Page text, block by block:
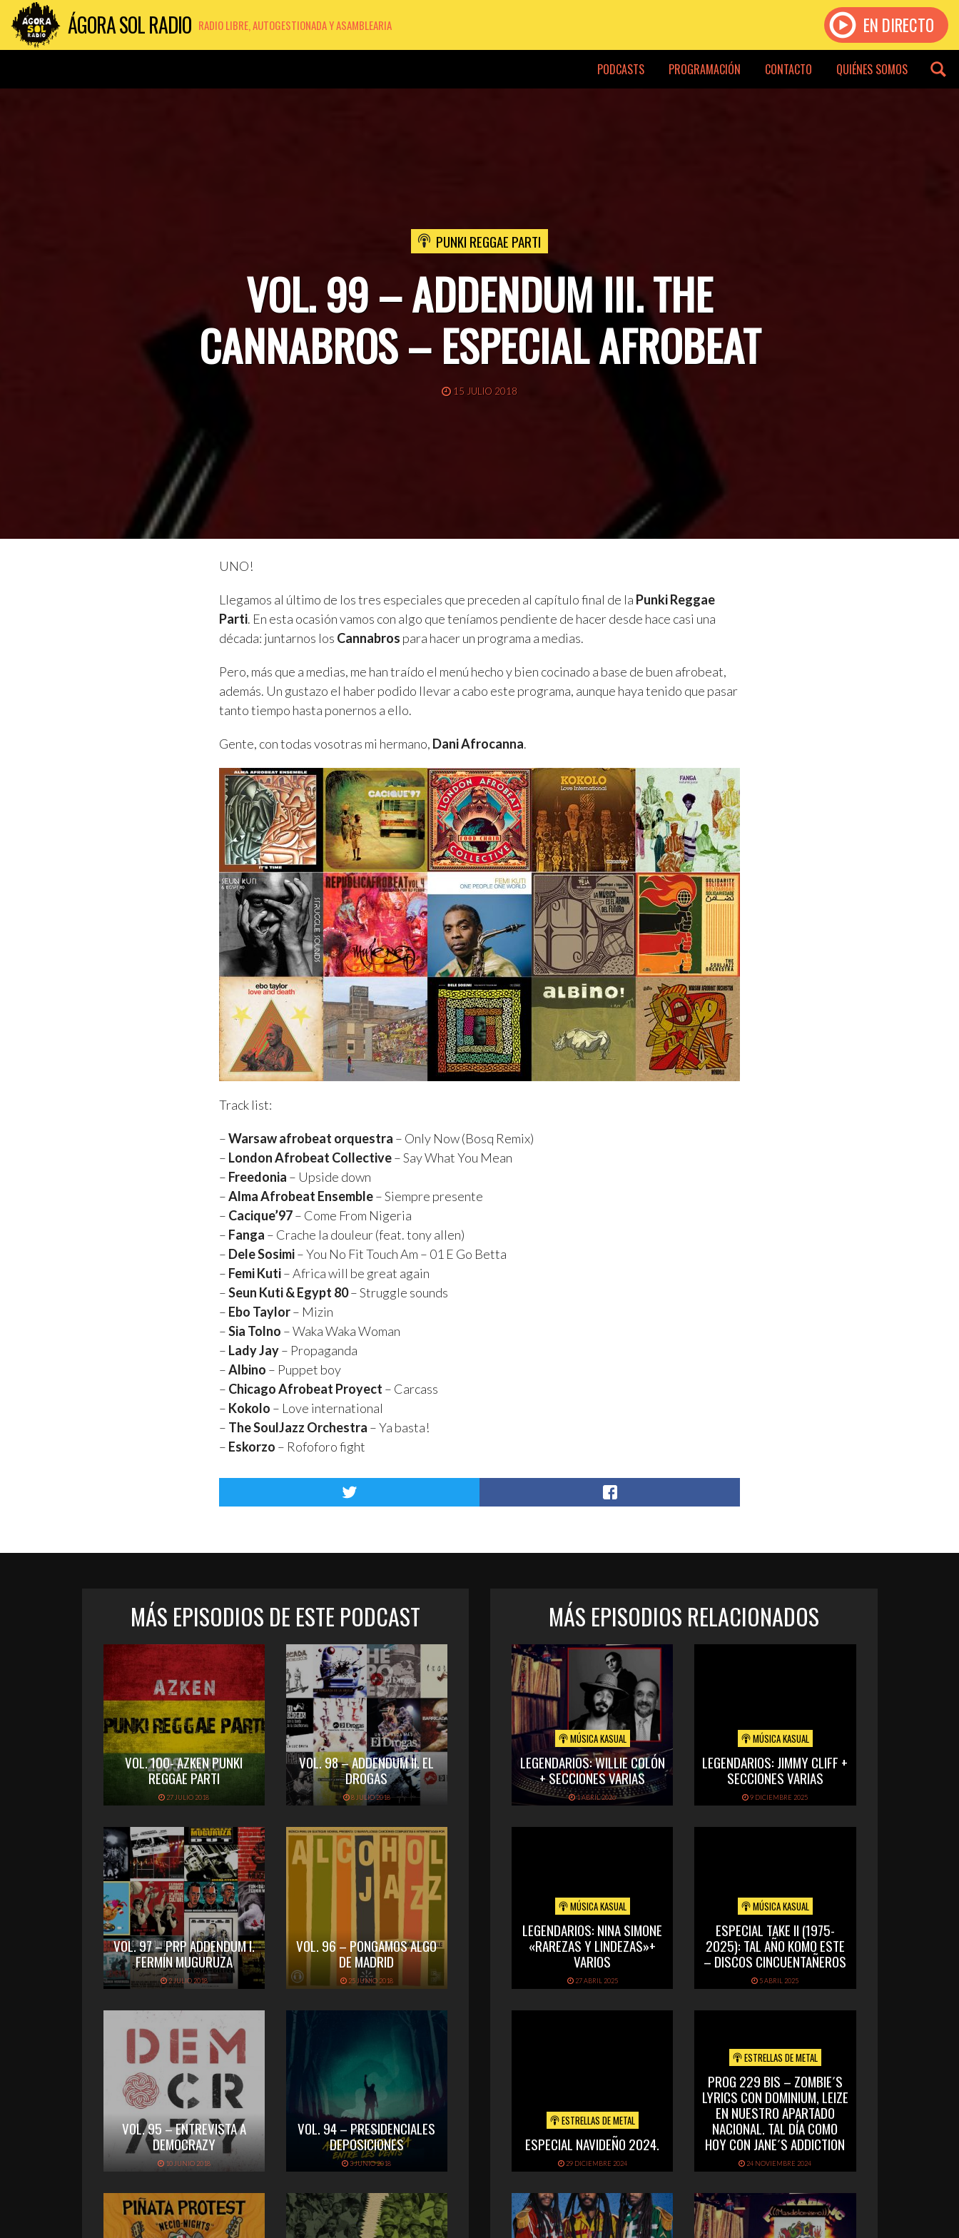
ÁGORA SOL RADIO RADIO LIBRE, AUTOGESTIONADA Y ASAMBLEARIA EN DIRECTO
PODCASTS PROGRAMACIÓN CONTACTO QUIÉNES SOMOS
PUNKI REGGAE PARTI
VOL. 99 – ADDENDUM III. THE
CANNABROS – ESPECIAL AFROBEAT
15 JULIO 2018
UNO!
Llegamos al último de los tres especiales que preceden al capítulo final de la Punki Reggae
Parti. En esta ocasión vamos con algo que teníamos pendiente de hacer desde hace casi una
década: juntarnos los Cannabros para hacer un programa a medias.
Pero, más que a medias, me han traído el menú hecho y bien cocinado a base de buen afrobeat,
además. Un gustazo el haber podido llevar a cabo este programa, aunque haya tenido que pasar
tanto tiempo hasta ponernos a ello.
Gente, con todas vosotras mi hermano, Dani Afrocanna.
Track list:
–Warsaw afrobeat orquestra – Only Now (Bosq Remix)
– London Afrobeat Collective– Say What You Mean
– Freedonia – Upside down
–Alma Afrobeat Ensemble– Siempre presente
– Cacique’97– Come From Nigeria
– Fanga – Crache la douleur (feat. tony allen)
– Dele Sosimi– You No Fit Touch Am – 01 E Go Betta
– Femi Kuti– Africa will be great again
–Seun Kuti & Egypt 80– Struggle sounds
– Ebo Taylor– Mizin
–Sia Tolno – Waka Waka Woman
– Lady Jay– Propaganda
–Albino – Puppet boy
– Chicago Afrobeat Proyect – Carcass
– Kokolo – Love international
– The SoulJazz Orchestra – Ya basta!
– Eskorzo – Rofoforo fight
MÁS EPISODIOS DE ESTE PODCAST
VOL. 100- AZKEN PUNKI
REGGAE PARTI
27 JULIO 2018
VOL. 98 – ADDENDUM II. EL
DROGAS
8 JULIO 2018
VOL. 97 – PRP ADDENDUM I.
FERMÍN MUGURUZA
2 JULIO 2018
VOL. 96 – PONGAMOS ALGO
DE MADRID
25 JUNIO 2018
VOL. 95 – ENTREVISTA A
DEMOCRAZY
10 JUNIO 2018
VOL. 94 – PRESIDENCIALES
DEPOSICIONES
3 JUNIO 2018
MÁS EPISODIOS RELACIONADOS
MÚSICA KASUAL
LEGENDARIOS: WILLIE COLÓN
+ SECCIONES VARIAS
1 ABRIL 2026
MÚSICA KASUAL
LEGENDARIOS: JIMMY CLIFF +
SECCIONES VARIAS
9 DICIEMBRE 2025
MÚSICA KASUAL
LEGENDARIOS: NINA SIMONE
«RAREZAS Y LINDEZAS»+
VARIOS
27 ABRIL 2025
MÚSICA KASUAL
ESPECIAL TAKE II (1975-
2025): TAL AÑO KOMO ESTE
– DISCOS CINCUENTAÑEROS
5 ABRIL 2025
ESTRELLAS DE METAL
ESPECIAL NAVIDEÑO 2024.
29 DICIEMBRE 2024
ESTRELLAS DE METAL
PROG 229 BIS – ZOMBIE´S
LYRICS CON DOMINIUM, LEIZE
EN NUESTRO APARTADO
NACIONAL. TAL DÍA COMO
HOY CON JANE´S ADDICTION
24 NOVIEMBRE 2024